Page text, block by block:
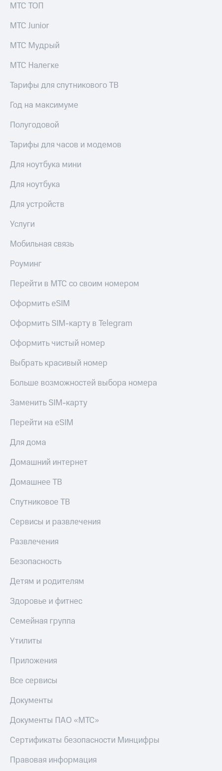
МТС ТОП
МТС Junior
МТС Мудрый
МТС Налегке
Тарифы для спутникового ТВ
Год на максимуме
Полугодовой
Тарифы для часов и модемов
Для ноутбука мини
Для ноутбука
Для устройств
Услуги
Мобильная связь
Роуминг
Перейти в МТС со своим номером
Оформить eSIM
Оформить SIM-карту в Telegram
Оформить чистый номер
Выбрать красивый номер
Больше возможностей выбора номера
Заменить SIM-карту
Перейти на eSIM
Для дома
Домашний интернет
Домашнее ТВ
Спутниковое ТВ
Сервисы и развлечения
Развлечения
Безопасность
Детям и родителям
Здоровье и фитнес
Семейная группа
Утилиты
Приложения
Все сервисы
Документы
Документы ПАО «МТС»
Сертификаты безопасности Минцифры
Правовая информация